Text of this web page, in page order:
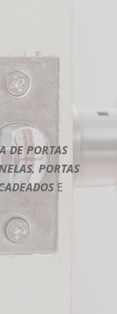
DE PORTAS
PORTAS
E